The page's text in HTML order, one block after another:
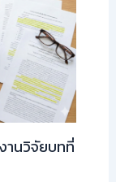
านวิจัยบทที่